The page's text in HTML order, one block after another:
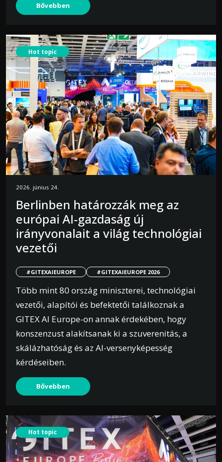
Bővebben
Hot topic
2026. június 24.
Berlinben határozzák meg az
európai AI-gazdaság új
irányvonalait a világ technológiai
vezetői
#GITEXAIEUROPE #GITEXAIEUROPE 2026
Több mint 80 ország miniszterei, technológiai
vezetői, alapítói és befektetői találkoznak a
GITEX AI Europe-on annak érdekében, hogy
konszenzust alakítsanak ki a szuverenitás, a
skálázhatóság és az AI-versenyképesség
kérdéseiben.
Bővebben
Hot topic